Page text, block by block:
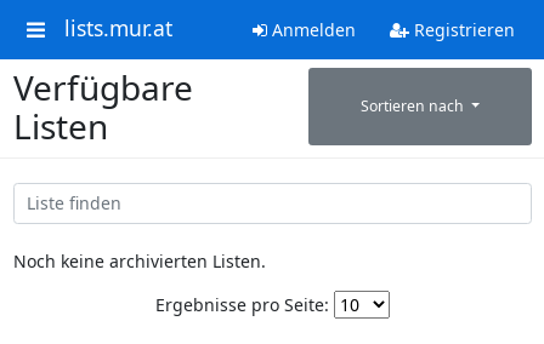
lists.mur.at Anmelden Registrieren
Verfügbare
Listen
Sortieren nach
Noch keine archivierten Listen.
Ergebnisse pro Seite: